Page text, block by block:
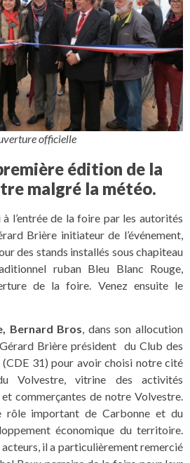
officielle
édition de la
malgré la météo.
l’entrée de la foire par les autorités
Brière initiateur de l’événement,
des stands installés sous chapiteau
ruban Bleu Blanc Rouge,
de la foire. Venez ensuite le
Bernard Bros, dans son allocution
Brière président du Club des
(CDE 31) pour avoir choisi notre cité
Volvestre, vitrine des activités
commerçantes de notre Volvestre.
rôle important de Carbonne et du
économique du territoire.
acteurs, il a particulièrement remercié